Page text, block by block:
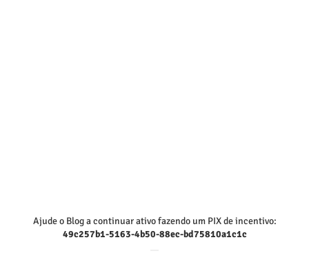
Ajude o Blog a continuar ativo fazendo um PIX de incentivo:
49c257b1-5163-4b50-88ec-bd75810a1c1c